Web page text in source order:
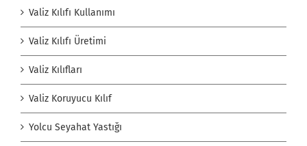
Valiz Kılıfı Kullanımı
Valiz Kılıfı Üretimi
Valiz Kılıfları
Valiz Koruyucu Kılıf
Yolcu Seyahat Yastığı